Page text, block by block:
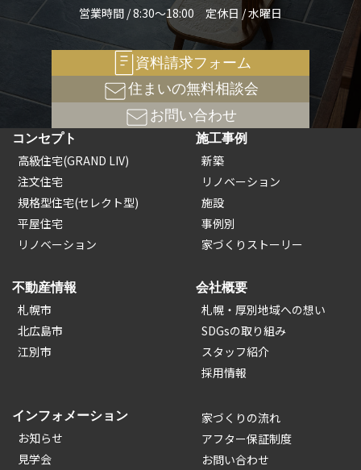
営業時間 / 8:30～18:00 定休日 / 水曜日
資料請求フォーム
住まいの無料相談会
お問い合わせ
コンセプト
高級住宅(GRAND LIV)
注文住宅
規格型住宅(セレクト型)
平屋住宅
リノベーション
施工事例
新築
リノベーション
施設
事例別
家づくりストーリー
不動産情報
札幌市
北広島市
江別市
会社概要
札幌・厚別地域への想い
SDGsの取り組み
スタッフ紹介
採用情報
インフォメーション
お知らせ
見学会
家づくりの流れ
アフター保証制度
お問い合わせ